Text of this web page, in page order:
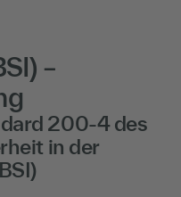
–
200-4 des
in der